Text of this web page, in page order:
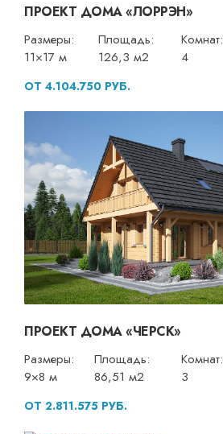
ПРОЕКТ ДОМА «ЛОРРЭН»
Размеры:
11×17 м
Площадь:
126,3 м2
Комнат:
4
ОТ 4.104.750 РУБ.
ПРОЕКТ ДОМА «ЧЕРСК»
Размеры:
9×8 м
Площадь:
86,51 м2
Комнат:
3
ОТ 2.811.575 РУБ.